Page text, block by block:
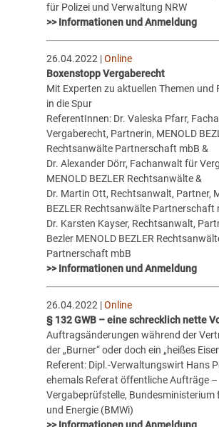
für Polizei und Verwaltung NRW
>> Informationen und Anmeldung
26.04.2022 |Online
Boxenstopp Vergaberecht
Mit Experten zu aktuellen Themen und
in die Spur
ReferentInnen: Dr. Valeska Pfarr,
Vergaberecht, Partnerin, MENOLD
Rechtsanwälte Partnerschaft mbB &
Dr. Alexander Dörr, Fachanwalt für
MENOLD BEZLER Rechtsanwälte &
Dr. Martin Ott, Rechtsanwalt, Partner,
BEZLER Rechtsanwälte Partnerschaft
Dr. Karsten Kayser, Rechtsanwalt,
Bezler MENOLD BEZLER
Partnerschaft mbB
>> Informationen und Anmeldung
26.04.2022 |Online
§ 132 GWB – eine schrecklich nette
Auftragsänderungen während der
der „Burner“ oder doch ein „heißes
Referent: Dipl.-Verwaltungswirt Hans
ehemals Referat öffentliche Aufträge –
Vergabeprüfstelle, Bundesministerium
und Energie (BMWi)